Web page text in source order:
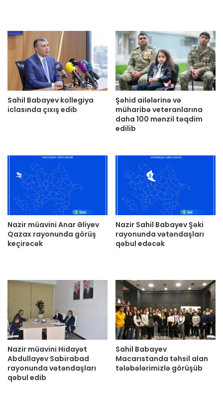
Sahil Babayev kollegiya
iclasında çıxış edib
Şəhid ailələrinə və
müharibə veteranlarına
daha 100 mənzil təqdim
edilib
Nazir müavini Anar Əliyev
Qazax rayonunda görüş
keçirəcək
Nazir Sahil Babayev Şəki
rayonunda vətəndaşları
qəbul edəcək
Nazir müavini Hidayət
Abdullayev Sabirabad
rayonunda vətəndaşları
qəbul edib
Sahil Babayev
Macarıstanda təhsil alan
tələbələrimizlə görüşüb